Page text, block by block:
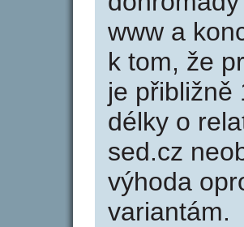
www a
k tom, že
je přibližně
délky o
sed.cz
výhoda
variantám.